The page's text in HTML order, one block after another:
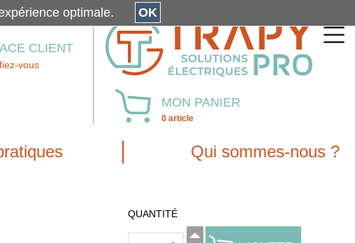
CLIENT
vous
MON PANIER
0 article
Qui sommes-nous ?
QUANTITÉ
expérience optimale. OK